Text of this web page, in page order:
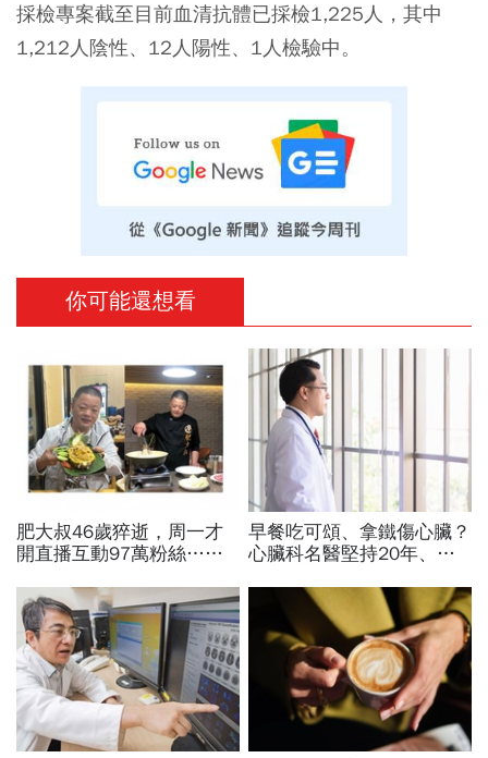
採檢專案截至目前血清抗體已採檢1,225人，其中
1,212人陰性、12人陽性、1人檢驗中。
你可能還想看
肥大叔46歲猝逝，周一才
開直播互動97萬粉絲…常
爆瘦有關？體重異常減輕9
警訊
早餐吃可頌、拿鐵傷心臟？
心臟科名醫堅持20年、早
喝咖啡前先喝「這1杯」更